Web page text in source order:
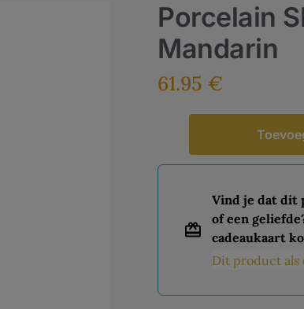
Porcelain
Mandarin
61.95 €
Vind je dat dit
of een
cadeaukaart
Dit product als